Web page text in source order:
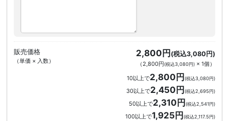
販売価格
（単価 × 入数）
2,800円 (税込3,080円)
（2,800円(税込3,080円)× 1個 ）
10以上で2,800円(税込3,080円)
30以上で2,450円(税込2,695円)
50以上で2,310円(税込2,541円)
100以上で1,925円(税込2,117.5円)